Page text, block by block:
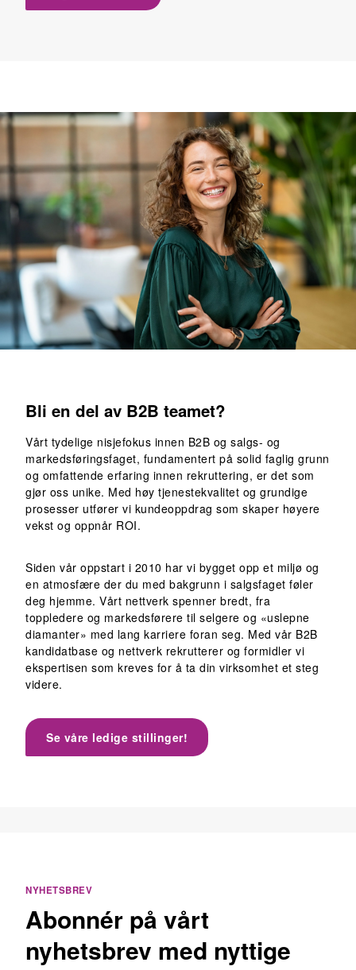
Bli en del av B2B teamet?
Vårt tydelige nisjefokus innen B2B og salgs- og
markedsføringsfaget, fundamentert på solid faglig grunn
og omfattende erfaring innen rekruttering, er det som
gjør oss unike. Med høy tjenestekvalitet og grundige
prosesser utfører vi kundeoppdrag som skaper høyere
vekst og oppnår ROI.
Siden vår oppstart i 2010 har vi bygget opp et miljø og
en atmosfære der du med bakgrunn i salgsfaget føler
deg hjemme. Vårt nettverk spenner bredt, fra
toppledere og markedsførere til selgere og «uslepne
diamanter» med lang karriere foran seg. Med vår B2B
kandidatbase og nettverk rekrutterer og formidler vi
ekspertisen som kreves for å ta din virksomhet et steg
videre.
Se våre ledige stillinger!
NYHETSBREV
Abonnér på vårt
nyhetsbrev med nyttige